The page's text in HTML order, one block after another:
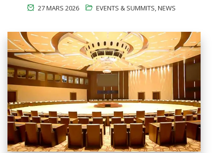
27 MARS 2026 EVENTS & SUMMITS,NEWS